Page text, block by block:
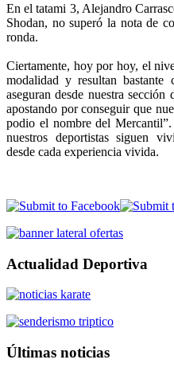
En el tatami 3, Alejandro
Shodan, no superó la nota de
ronda.
Ciertamente, hoy por hoy, el
modalidad y resultan bastante
aseguran desde nuestra sección
apostando por conseguir que
podio el nombre del
nuestros deportistas siguen
desde cada experiencia vivida.
Actualidad Deportiva
Últimas noticias